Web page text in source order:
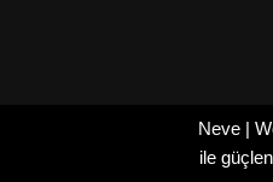
Neve|
ile